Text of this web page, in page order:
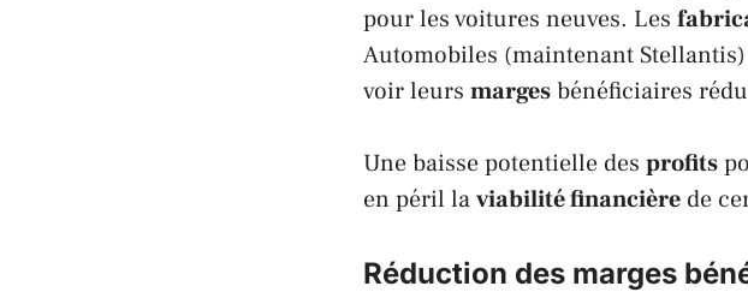
pour les voitures neuves. Les
Automobiles (maintenant Stellantis
voir leurs margesbénéficiaires
Une baisse potentielle des profits
en péril laviabilité financière de
Réduction des marges